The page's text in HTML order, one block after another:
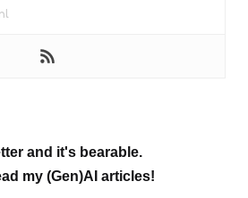
and it's bearable.
my (Gen)AI articles!